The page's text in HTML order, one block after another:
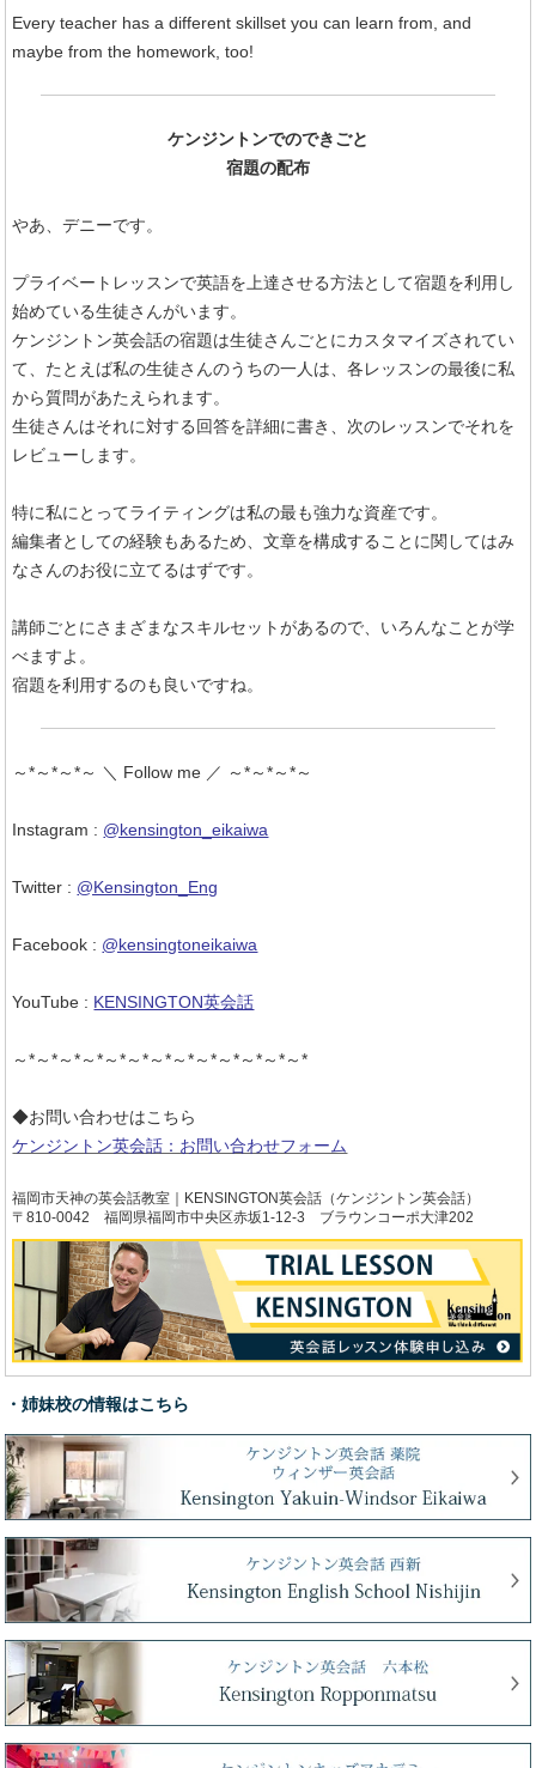
Every teacher has a different skillset you can learn from, and
maybe from the homework, too!
ケンジントンでのできごと
宿題の配布
やあ、デニーです。
プライベートレッスンで英語を上達させる方法として宿題を利用し
始めている生徒さんがいます。
ケンジントン英会話の宿題は生徒さんごとにカスタマイズされてい
て、たとえば私の生徒さんのうちの一人は、各レッスンの最後に私
から質問があたえられます。
生徒さんはそれに対する回答を詳細に書き、次のレッスンでそれを
レビューします。
特に私にとってライティングは私の最も強力な資産です。
編集者としての経験もあるため、文章を構成することに関してはみ
なさんのお役に立てるはずです。
講師ごとにさまざまなスキルセットがあるので、いろんなことが学
べますよ。
宿題を利用するのも良いですね。
～*～*～*～ ＼ Follow me ／ ～*～*～*～
Instagram : @kensington_eikaiwa
Twitter : @Kensington_Eng
Facebook : @kensingtoneikaiwa
YouTube : KENSINGTON英会話
～*～*～*～*～*～*～*～*～*～*～*～*～*
◆お問い合わせはこちら
ケンジントン英会話：お問い合わせフォーム
福岡市天神の英会話教室｜KENSINGTON英会話（ケンジントン英会話）
〒810-0042 福岡県福岡市中央区赤坂1-12-3 ブラウンコーポ大津202
・姉妹校の情報はこちら